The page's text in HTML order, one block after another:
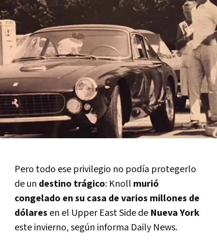
Pero todo ese privilegio no podí­a protegerlo
de un destino trágico: Knoll murió
congelado en su casa de varios millones de
dólares en el Upper East Side de Nueva York
este invierno, según informa Daily News.